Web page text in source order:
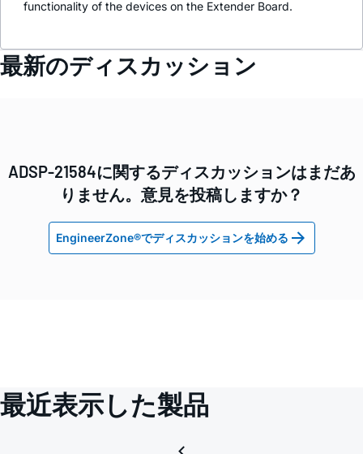
functionality of the devices on the Extender Board.
最新のディスカッション
ADSP-21584に関するディスカッションはまだあ
りません。意見を投稿しますか？
EngineerZone®でディスカッションを始める
最近表示した製品